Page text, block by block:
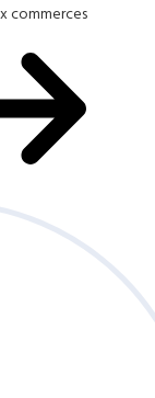
commerces